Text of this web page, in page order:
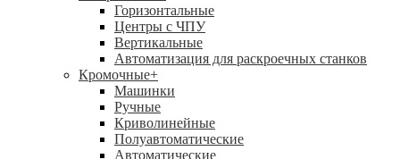
Горизонтальные
Центры с ЧПУ
Вертикальные
Автоматизация для раскроечных станков
Кромочные+
Машинки
Ручные
Криволинейные
Полуавтоматические
Автоматические